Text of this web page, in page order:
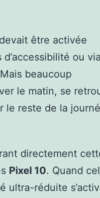
être activée
ou
beaucoup
le matin, se
le reste de la
directement
Pixel 10. Quand
ultra-réduite